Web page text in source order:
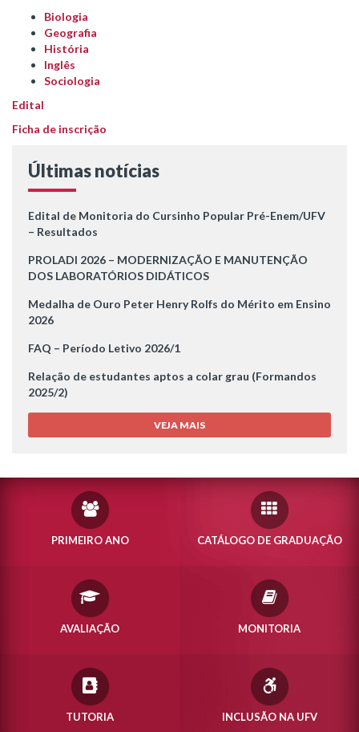
Biologia
Geografia
História
Inglês
Sociologia
Edital
Ficha de inscrição
Últimas notícias
Edital de Monitoria do Cursinho Popular Pré-Enem/UFV
– Resultados
PROLADI 2026 – MODERNIZAÇÃO E MANUTENÇÃO
DOS LABORATÓRIOS DIDÁTICOS
Medalha de Ouro Peter Henry Rolfs do Mérito em Ensino
2026
FAQ – Período Letivo 2026/1
Relação de estudantes aptos a colar grau (Formandos
2025/2)
VEJA MAIS
PRIMEIRO ANO CATÁLOGO DE GRADUAÇÃO
AVALIAÇÃO MONITORIA
TUTORIA INCLUSÃO NA UFV